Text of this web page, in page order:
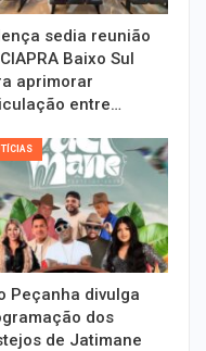
sedia reunião
Baixo Sul
aprimorar
entre…
Peçanha divulga
dos
de Jatimane